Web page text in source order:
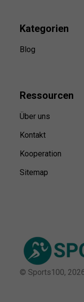
Kategorien
Blog
Ressourcen
Über uns
Kontakt
Kooperation
Sitemap
© Sports100,